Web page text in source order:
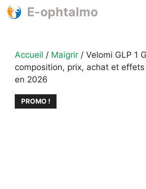
Aller
au
E-ophtalmo
Accueil / Maigrir / Velomi GLP 1
composition, prix, achat et
en 2026
PROMO !